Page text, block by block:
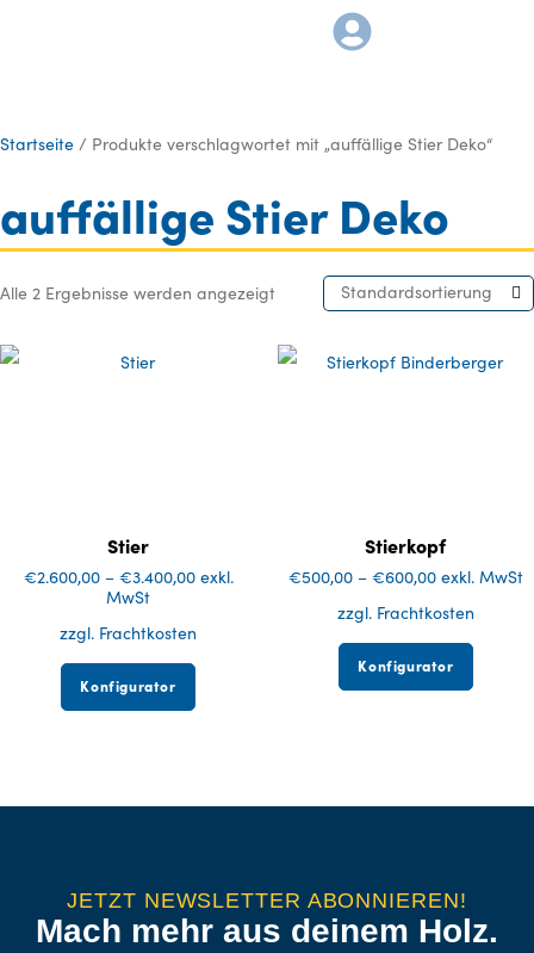
Startseite / Produkte verschlagwortet mit „auffällige Stier Deko“
auffällige Stier Deko
Alle 2 Ergebnisse werden angezeigt Standardsortierung
Stier
€2.600,00 – €3.400,00 exkl.
MwSt
zzgl. Frachtkosten
Konfigurator
Stierkopf
€500,00 – €600,00 exkl. MwSt
zzgl. Frachtkosten
Konfigurator
JETZT NEWSLETTER ABONNIEREN!
Mach mehr aus deinem Holz.